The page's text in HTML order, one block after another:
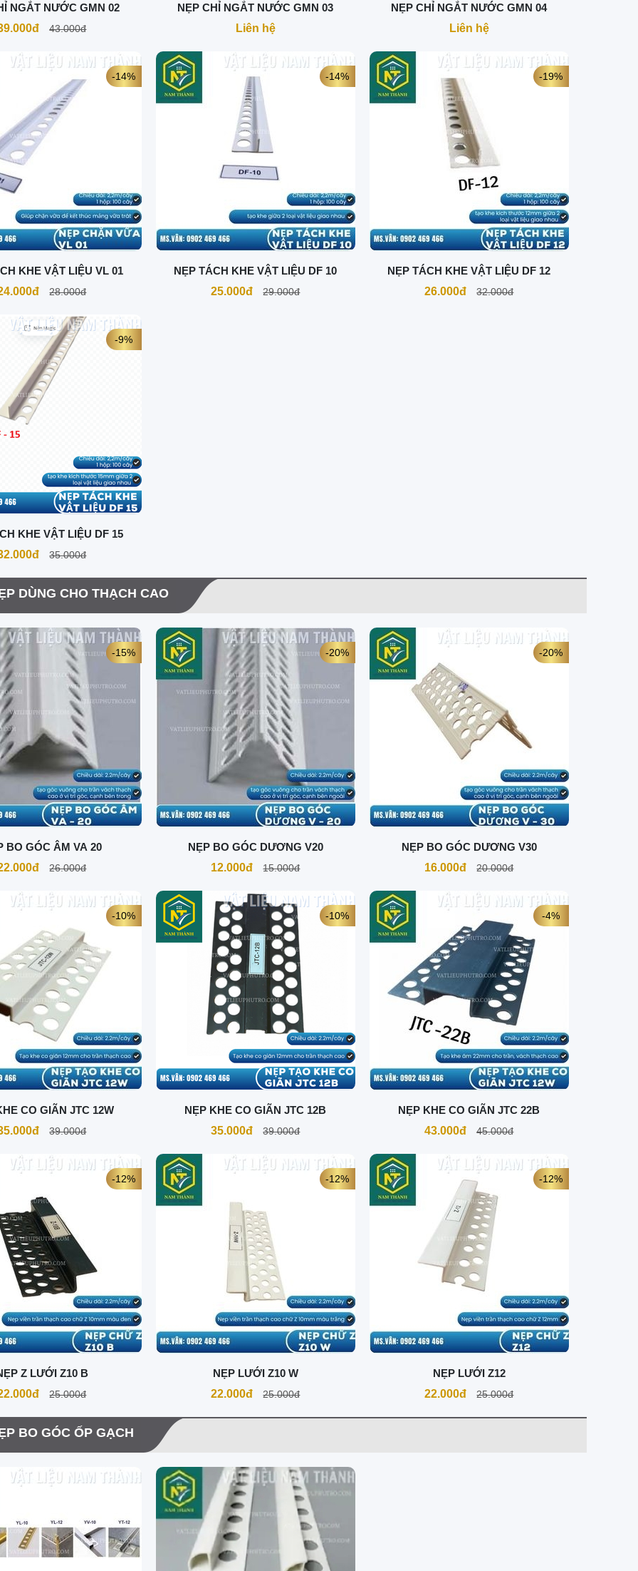
NGẮT NƯỚC GMN 02
43.000đ
NẸP CHỈ NGẮT NƯỚC GMN 03
Liên hệ
NẸP CHỈ NGẮT NƯỚC GMN 04
Liên hệ
KHE VẬT LIỆU VL 01
28.000đ
-14%
NẸP TÁCH KHE VẬT LIỆU DF 10
25.000đ
29.000đ
-14%
NẸP TÁCH KHE VẬT LIỆU DF 12
26.000đ
32.000đ
-19%
KHE VẬT LIỆU DF 15
35.000đ
-9%
DÙNG CHO THẠCH CAO
BO GÓC ÂM VA 20
26.000đ
-15%
NẸP BO GÓC DƯƠNG V20
12.000đ
15.000đ
-20%
NẸP BO GÓC DƯƠNG V30
16.000đ
20.000đ
-20%
CO GIÃN JTC 12W
39.000đ
-10%
NẸP KHE CO GIÃN JTC 12B
35.000đ
39.000đ
-10%
NẸP KHE CO GIÃN JTC 22B
43.000đ
45.000đ
-4%
Z LƯỚI Z10 B
25.000đ
-12%
NẸP LƯỚI Z10 W
22.000đ
25.000đ
-12%
NẸP LƯỚI Z12
22.000đ
25.000đ
-12%
BO GÓC ỐP GẠCH